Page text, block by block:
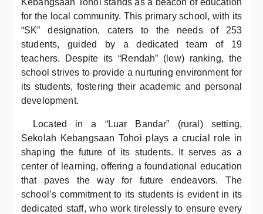
Kebangsaan Tohoi stands as a beacon of education
for the local community. This primary school, with its
“SK” designation, caters to the needs of 253
students, guided by a dedicated team of 19
teachers. Despite its “Rendah” (low) ranking, the
school strives to provide a nurturing environment for
its students, fostering their academic and personal
development.
Located in a “Luar Bandar” (rural) setting,
Sekolah Kebangsaan Tohoi plays a crucial role in
shaping the future of its students. It serves as a
center of learning, offering a foundational education
that paves the way for future endeavors. The
school’s commitment to its students is evident in its
dedicated staff, who work tirelessly to ensure every